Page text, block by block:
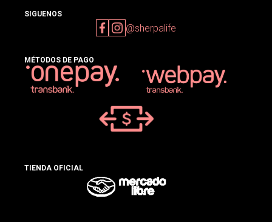
SIGUENOS
@sherpalife
MÉTODOS DE PAGO
TIENDA OFICIAL